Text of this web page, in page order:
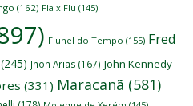
(162) Fla x Flu (145)
Flunel do Tempo (155) Fred
(245) Jhon Arias (167) John Kennedy
(331) Maracanã (581)